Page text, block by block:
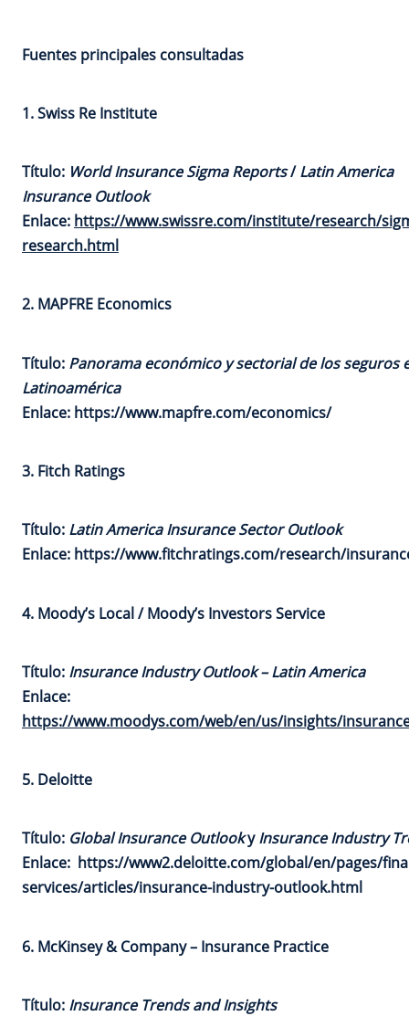
Fuentes principales consultadas
1. Swiss Re Institute
Título: World Insurance Sigma Reports/Latin America
Insurance Outlook
Enlace: https://www.swissre.com/institute/research/
research.html
2. MAPFRE Economics
Título: Panorama económico y sectorial de los seguros
Latinoamérica
Enlace: https://www.mapfre.com/economics/
3. Fitch Ratings
Título: Latin America Insurance Sector Outlook
Enlace: https://www.fitchratings.com/research/
4. Moody’s Local / Moody’s Investors Service
Título: Insurance Industry Outlook – Latin America
Enlace:
https://www.moodys.com/web/en/us/insights/
5. Deloitte
Título: Global Insurance OutlookyInsurance Industry
Enlace: https://www2.deloitte.com/global/en/pages/
services/articles/insurance-industry-outlook.html
6. McKinsey & Company – Insurance Practice
Título: Insurance Trends and Insights